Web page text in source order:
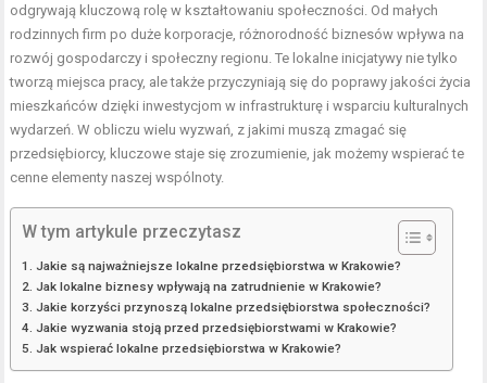
odgrywają kluczową rolę w kształtowaniu społeczności. Od małych
rodzinnych firm po duże korporacje, różnorodność biznesów wpływa na
rozwój gospodarczy i społeczny regionu. Te lokalne inicjatywy nie tylko
tworzą miejsca pracy, ale także przyczyniają się do poprawy jakości życia
mieszkańców dzięki inwestycjom w infrastrukturę i wsparciu kulturalnych
wydarzeń. W obliczu wielu wyzwań, z jakimi muszą zmagać się
przedsiębiorcy, kluczowe staje się zrozumienie, jak możemy wspierać te
cenne elementy naszej wspólnoty.
W tym artykule przeczytasz
Jakie są najważniejsze lokalne przedsiębiorstwa w Krakowie?
Jak lokalne biznesy wpływają na zatrudnienie w Krakowie?
Jakie korzyści przynoszą lokalne przedsiębiorstwa społeczności?
Jakie wyzwania stoją przed przedsiębiorstwami w Krakowie?
Jak wspierać lokalne przedsiębiorstwa w Krakowie?